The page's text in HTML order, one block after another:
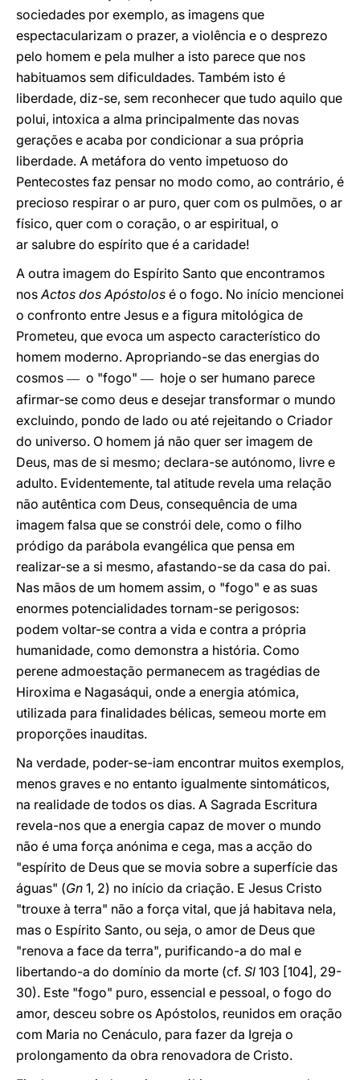
sociedades por exemplo, as imagens que
espectacularizam o prazer, a violência e o desprezo
pelo homem e pela mulher a isto parece que nos
habituamos sem dificuldades. Também isto é
liberdade, diz-se, sem reconhecer que tudo aquilo que
polui, intoxica a alma principalmente das novas
gerações e acaba por condicionar a sua própria
liberdade. A metáfora do vento impetuoso do
Pentecostes faz pensar no modo como, ao contrário, é
precioso respirar o ar puro, quer com os pulmões, o ar
físico, quer com o coração, o ar espiritual, o
ar salubre do espírito que é a caridade!
A outra imagem do Espírito Santo que encontramos
nosActos dos Apóstolos é o fogo. No início mencionei
o confronto entre Jesus e a figura mitológica de
Prometeu, que evoca um aspecto característico do
homem moderno. Apropriando-se das energias do
cosmos — o "fogo" — hoje o ser humano parece
afirmar-se como deus e desejar transformar o mundo
excluindo, pondo de lado ou até rejeitando o Criador
do universo. O homem já não quer ser imagem de
Deus, mas de si mesmo; declara-se autónomo, livre e
adulto. Evidentemente, tal atitude revela uma relação
não autêntica com Deus, consequência de uma
imagem falsa que se constrói dele, como o filho
pródigo da parábola evangélica que pensa em
realizar-se a si mesmo, afastando-se da casa do pai.
Nas mãos de um homem assim, o "fogo" e as suas
enormes potencialidades tornam-se perigosos:
podem voltar-se contra a vida e contra a própria
humanidade, como demonstra a história. Como
perene admoestação permanecem as tragédias de
Hiroxima e Nagasáqui, onde a energia atómica,
utilizada para finalidades bélicas, semeou morte em
proporções inauditas.
Na verdade, poder-se-iam encontrar muitos exemplos,
menos graves e no entanto igualmente sintomáticos,
na realidade de todos os dias. A Sagrada Escritura
revela-nos que a energia capaz de mover o mundo
não é uma força anónima e cega, mas a acção do
"espírito de Deus que se movia sobre a superfície das
águas" (Gn 1, 2) no início da criação. E Jesus Cristo
"trouxe à terra" não a força vital, que já habitava nela,
mas o Espírito Santo, ou seja, o amor de Deus que
"renova a face da terra", purificando-a do mal e
libertando-a do domínio da morte (cf. Sl 103 [104], 29-
30). Este "fogo" puro, essencial e pessoal, o fogo do
amor, desceu sobre os Apóstolos, reunidos em oração
com Maria no Cenáculo, para fazer da Igreja o
prolongamento da obra renovadora de Cristo.